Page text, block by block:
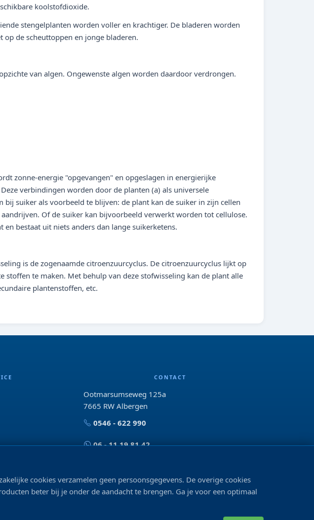
koolstofdioxide.
stengelplanten worden voller en krachtiger. De bladeren worden
op de scheuttoppen en jonge bladeren.
van algen. Ongewenste algen worden daardoor verdrongen.
zonne-energie "opgevangen" en opgeslagen in energierijke
verbindingen worden door de planten (a) als universele
suiker als voorbeeld te blijven: de plant kan de suiker in zijn cellen
Of de suiker kan bijvoorbeeld verwerkt worden tot cellulose.
bestaat uit niets anders dan lange suikerketens.
is de zogenaamde citroenzuurcyclus. De citroenzuurcyclus lijkt op
te maken. Met behulp van deze stofwisseling kan de plant alle
plantenstoffen, etc.
CONTACT
Ootmarsumseweg 125a
7665 RW Albergen
0546 - 622 990
06 - 11 19 81 42
VOLG ONS
cookies verzamelen geen persoonsgegevens. De overige cookies
beter bij je onder de aandacht te brengen. Ga je voor een optimaal